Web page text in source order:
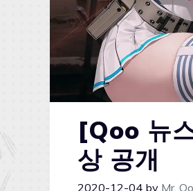
[Qoo 뉴
상 공개
2020-12-04 by Mr.